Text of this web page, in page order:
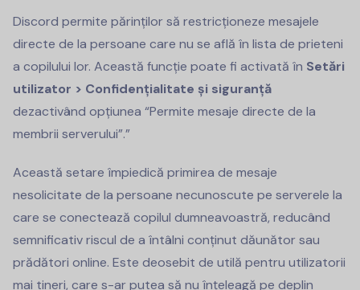
Discord permite părinților să restricționeze mesajele
directe de la persoane care nu se află în lista de prieteni
a copilului lor. Această funcție poate fi activată în Setări
utilizator > Confidențialitate și siguranță
dezactivând opțiunea “Permite mesaje directe de la
membrii serverului”.”
Această setare împiedică primirea de mesaje
nesolicitate de la persoane necunoscute pe serverele la
care se conectează copilul dumneavoastră, reducând
semnificativ riscul de a întâlni conținut dăunător sau
prădători online. Este deosebit de utilă pentru utilizatorii
mai tineri, care s-ar putea să nu înțeleagă pe deplin